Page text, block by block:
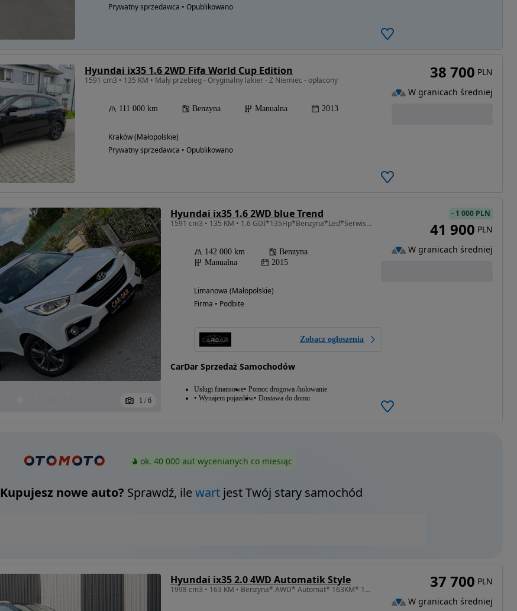
Prywatny sprzedawca • Opublikowano
Hyundai ix35 1.6 2WD Fifa World Cup Edition
1591 cm3 • 135 KM • Mały przebieg - Oryginalny lakier - Z Niemiec - opłacony
111 000 km Benzyna Manualna 2013
Kraków (Małopolskie)
Prywatny sprzedawca • Opublikowano
38 700 PLN
W granicach średniej
1 / 6
Hyundai ix35 1.6 2WD blue Trend
1591 cm3 • 135 KM • 1.6 GDI*135Hp*Benzyna*Led*Serwis*Pół Skóra*Bezwypadkowy*Z Niemiec*RATY
142 000 km
Benzyna
Manualna
2015
Limanowa (Małopolskie)
Firma • Podbite
Zobacz ogłoszenia
CarDar Sprzedaż Samochodów
Usługi finansowe Pomoc drogowa /holowanie
Wynajem pojazdów Dostawa do domu
- 1 000 PLN
41 900 PLN
W granicach średniej
ok. 40 000 aut wycenianych co miesiąc
Kupujesz nowe auto? Sprawdź, ilewartjest Twój stary samochód
Hyundai ix35 2.0 4WD Automatik Style
1998 cm3 • 163 KM • Benzyna* AWD* Automat* 163KM* 1 Właściciel* Nowe Opony! 37 700 PLN
W granicach średniej